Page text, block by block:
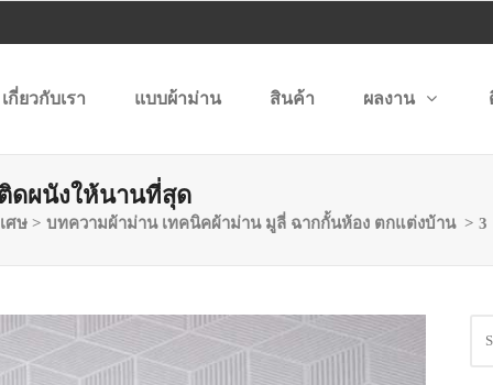
เกี่ยวกับเรา แบบผ้าม่าน สินค้า ผลงาน
ดผนังให้นานที่สุด
ศษ > บทความผ้าม่าน เทคนิคผ้าม่าน มูลี่ ฉากกั้นห้อง ตกแต่งบ้าน > 3